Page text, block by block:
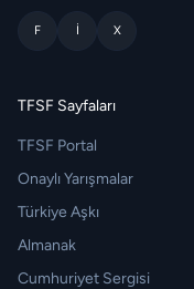
F I X
TFSF Sayfaları
TFSF Portal
Onaylı Yarışmalar
Türkiye Aşkı
Almanak
Cumhuriyet Sergisi